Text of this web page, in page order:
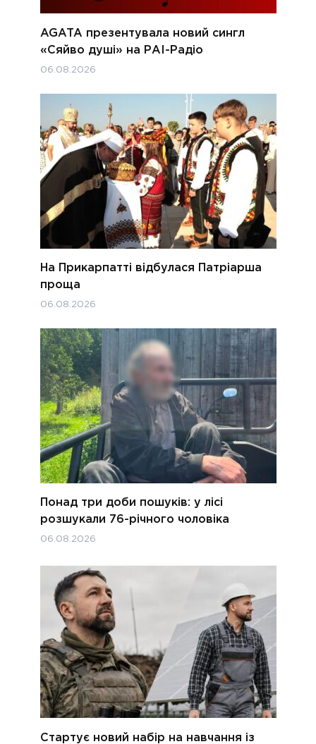
AGATA презентувала новий сингл
«Сяйво душі» на РАІ-Радіо
06.08.2026
На Прикарпатті відбулася Патріарша
проща
06.08.2026
Понад три доби пошуків: у лісі
розшукали 76-річного чоловіка
06.08.2026
Стартує новий набір на навчання із